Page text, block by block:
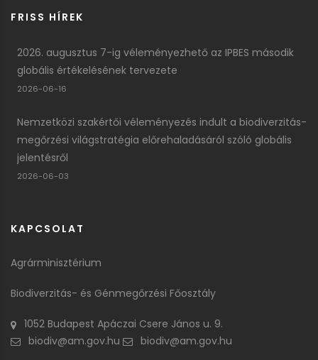
FRISS HÍREK
2026. augusztus 7-ig véleményezhető az IPBES második
globális értékelésének tervezete
2026-06-16
Nemzetközi szakértői véleményezés indult a biodiverzitás-
megőrzési világstratégia előrehaladásáról szóló globális
jelentésről
2026-06-03
KAPCSOLAT
Agrárminisztérium
Biodiverzitás- és Génmegőrzési Főosztály
1052 Budapest Apáczai Csere János u. 9.
biodiv@am.gov.hu
biodiv@am.gov.hu